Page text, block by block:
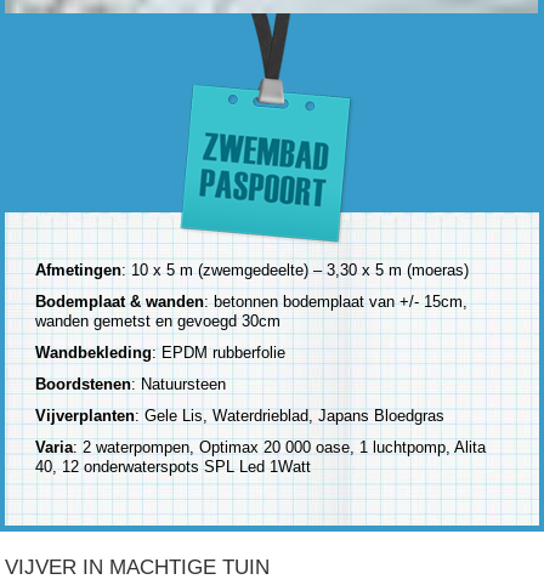
Afmetingen: 10 x 5 m (zwemgedeelte) – 3,30 x 5 m (moeras)
Bodemplaat & wanden: betonnen bodemplaat van +/- 15cm,
wanden gemetst en gevoegd 30cm
Wandbekleding: EPDM rubberfolie
Boordstenen: Natuursteen
Vijverplanten: Gele Lis, Waterdrieblad, Japans Bloedgras
Varia: 2 waterpompen, Optimax 20 000 oase, 1 luchtpomp, Alita
40, 12 onderwaterspots SPL Led 1Watt
VIJVER IN MACHTIGE TUIN